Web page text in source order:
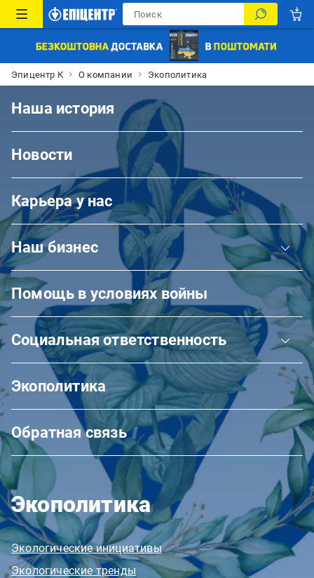
Эпицентр К О компании Экополитика
Наша история
Новости
Карьера у нас
Наш бизнес
Помощь в условиях войны
Социальная ответственность
Экополитика
Обратная связь
Экополитика
Экологические инициативы
Экологические тренды